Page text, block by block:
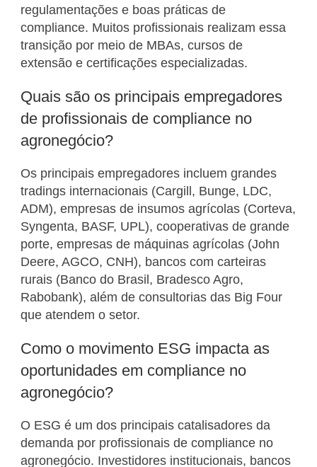
regulamentações e boas práticas de
compliance. Muitos profissionais realizam essa
transição por meio de MBAs, cursos de
extensão e certificações especializadas.
Quais são os principais empregadores
de profissionais de compliance no
agronegócio?
Os principais empregadores incluem grandes
tradings internacionais (Cargill, Bunge, LDC,
ADM), empresas de insumos agrícolas (Corteva,
Syngenta, BASF, UPL), cooperativas de grande
porte, empresas de máquinas agrícolas (John
Deere, AGCO, CNH), bancos com carteiras
rurais (Banco do Brasil, Bradesco Agro,
Rabobank), além de consultorias das Big Four
que atendem o setor.
Como o movimento ESG impacta as
oportunidades em compliance no
agronegócio?
O ESG é um dos principais catalisadores da
demanda por profissionais de compliance no
agronegócio. Investidores institucionais, bancos